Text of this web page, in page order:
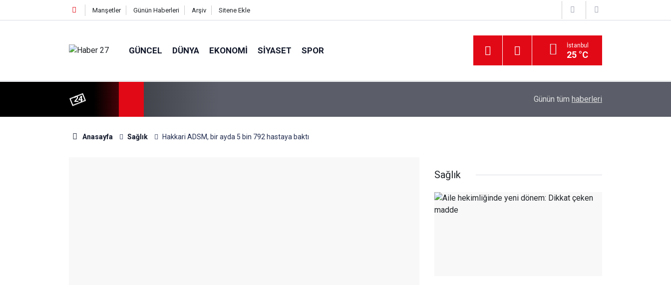
Manşetler Günün Haberleri Arşiv Sitene Ekle
GÜNCEL DÜNYA EKONOMI SIYASET SPOR İstanbul
25 °C
24 Günün tüm haberleri
Anasayfa Sağlık Hakkari ADSM, bir ayda 5 bin 792 hastaya baktı
Sağlık